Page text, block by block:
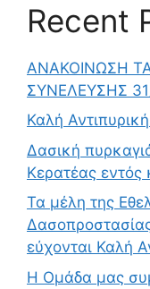
Recent
ΑΝΑΚΟΙΝΩΣΗ
ΣΥΝΕΛΕΥΣΗΣ
Καλή
Δασική
Κερατέας εντός
Τα μέλη της
εύχονται Καλή
Η Ομάδα μας